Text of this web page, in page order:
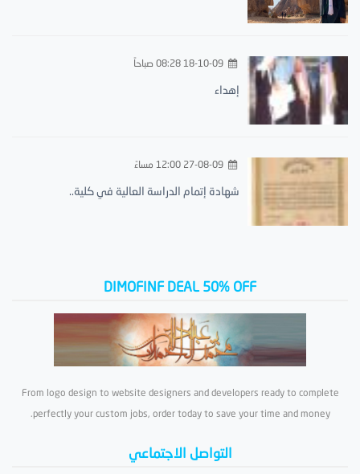
18-10-09 08:28 صباحاً
إهداء
27-08-09 12:00 مساءً
شهادة إتمام الدراسة العالية في كلية..
DIMOFINF DEAL 50% OFF
From logo design to website designers and developers ready to complete
perfectly your custom jobs, order today to save your time and money.
التواصل الاجتماعي